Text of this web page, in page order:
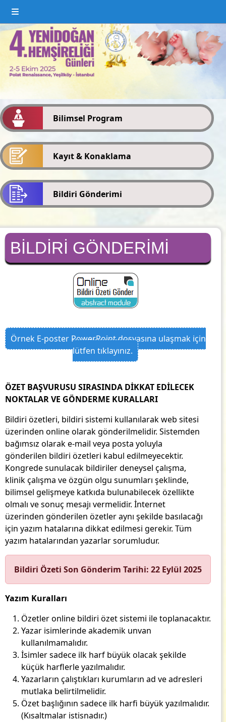
Bilimsel Program
Kayıt & Konaklama
Bildiri Gönderimi
BİLDİRİ GÖNDERİMİ
Örnek E-poster PowerPoint dosyasına ulaşmak için
lütfen tıklayınız.
ÖZET BAŞVURUSU SIRASINDA DİKKAT EDİLECEK
NOKTALAR VE GÖNDERME KURALLARI
Bildiri özetleri, bildiri sistemi kullanılarak web sitesi
üzerinden online olarak gönderilmelidir. Sistemden
bağımsız olarak e-mail veya posta yoluyla
gönderilen bildiri özetleri kabul edilmeyecektir.
Kongrede sunulacak bildiriler deneysel çalışma,
klinik çalışma ve özgün olgu sunumları şeklinde,
bilimsel gelişmeye katkıda bulunabilecek özellikte
olmalı ve sonuç mesajı vermelidir. İnternet
üzerinden gönderilen özetler aynı şekilde basılacağı
için yazım hatalarına dikkat edilmesi gerekir. Tüm
yazım hatalarından yazarlar sorumludur.
Bildiri Özeti Son Gönderim Tarihi: 22 Eylül 2025
Yazım Kuralları
Özetler online bildiri özet sistemi ile toplanacaktır.
Yazar isimlerinde akademik unvan
kullanılmamalıdır.
İsimler sadece ilk harf büyük olacak şekilde
küçük harflerle yazılmalıdır.
Yazarların çalıştıkları kurumların ad ve adresleri
mutlaka belirtilmelidir.
Özet başlığının sadece ilk harfi büyük yazılmalıdır.
(Kısaltmalar istisnadır.)